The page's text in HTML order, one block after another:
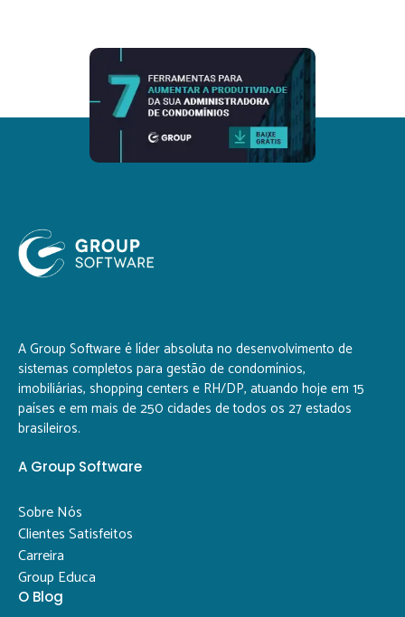
A Group Software é líder absoluta no desenvolvimento de
sistemas completos para gestão de condomínios,
imobiliárias, shopping centers e RH/DP, atuando hoje em 15
países e em mais de 250 cidades de todos os 27 estados
brasileiros.
A Group Software
Sobre Nós
Clientes Satisfeitos
Carreira
Group Educa
O Blog